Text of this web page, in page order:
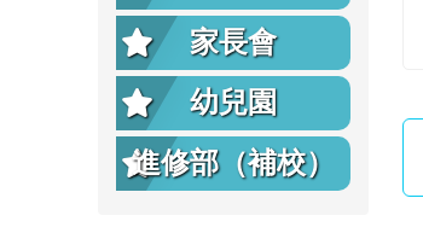
家長會
幼兒園
進修部（補校）